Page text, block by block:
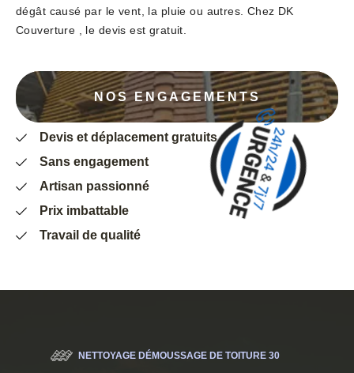
dégât causé par le vent, la pluie ou autres. Chez DK
Couverture , le devis est gratuit.
NOS ENGAGEMENTS
Devis et déplacement gratuits
Sans engagement
Artisan passionné
Prix imbattable
Travail de qualité
NETTOYAGE DÉMOUSSAGE DE TOITURE 30